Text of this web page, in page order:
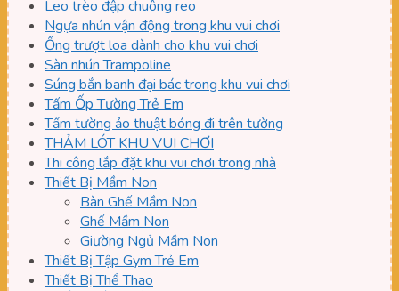
Leo trèo đập chuông reo
Ngựa nhún vận động trong khu vui chơi
Ống trượt loa dành cho khu vui chơi
Sàn nhún Trampoline
Súng bắn banh đại bác trong khu vui chơi
Tấm Ốp Tường Trẻ Em
Tấm tường ảo thuật bóng đi trên tường
THẢM LÓT KHU VUI CHƠI
Thi công lắp đặt khu vui chơi trong nhà
Thiết Bị Mầm Non
Bàn Ghế Mầm Non
Ghế Mầm Non
Giường Ngủ Mầm Non
Thiết Bị Tập Gym Trẻ Em
Thiết Bị Thể Thao